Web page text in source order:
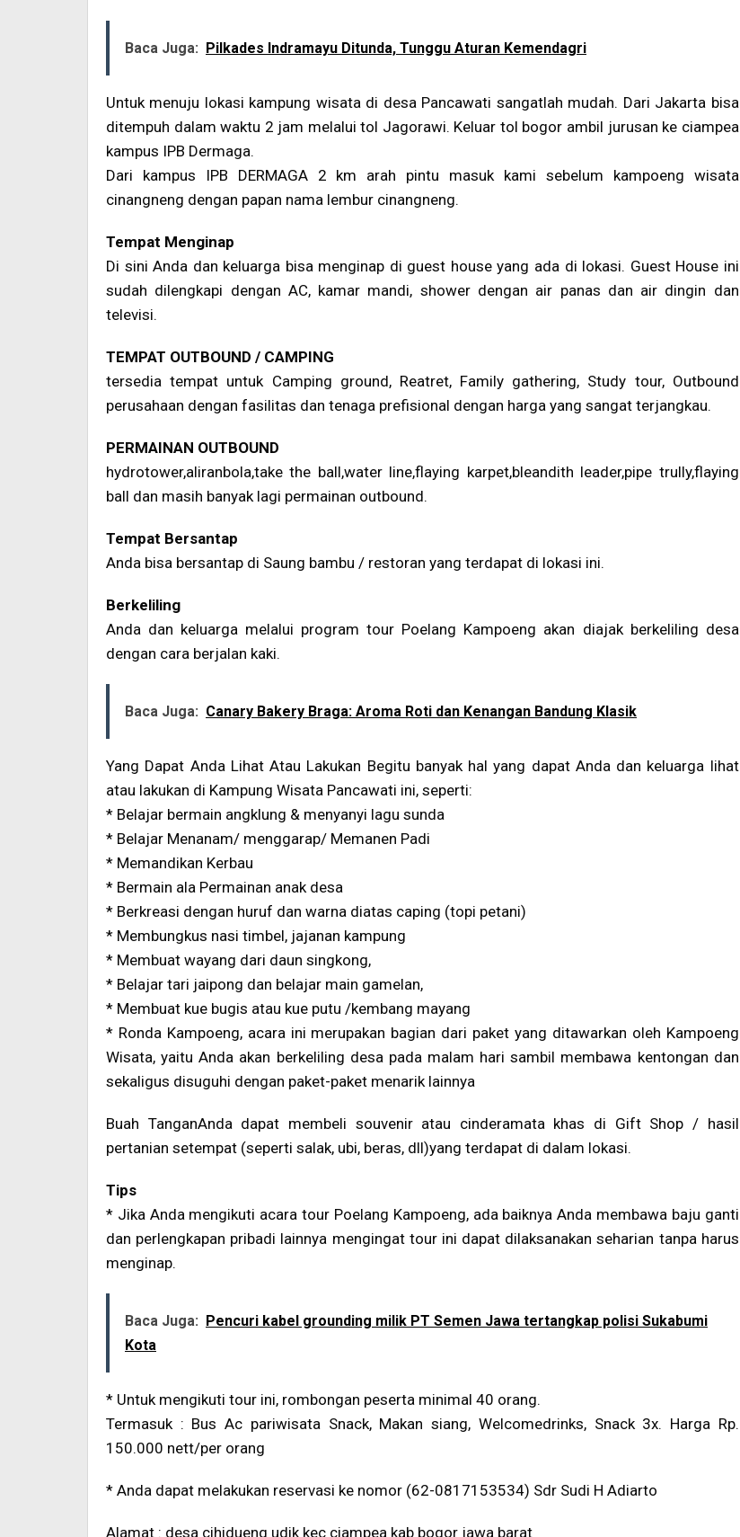
Baca Juga: Pilkades Indramayu Ditunda, Tunggu Aturan Kemendagri
Untuk menuju lokasi kampung wisata di desa Pancawati sangatlah mudah. Dari Jakarta bisa
ditempuh dalam waktu 2 jam melalui tol Jagorawi. Keluar tol bogor ambil jurusan ke ciampea
kampus IPB Dermaga.
Dari kampus IPB DERMAGA 2 km arah pintu masuk kami sebelum kampoeng wisata
cinangneng dengan papan nama lembur cinangneng.
Tempat Menginap
Di sini Anda dan keluarga bisa menginap di guest house yang ada di lokasi. Guest House ini
sudah dilengkapi dengan AC, kamar mandi, shower dengan air panas dan air dingin dan
televisi.
TEMPAT OUTBOUND / CAMPING
tersedia tempat untuk Camping ground, Reatret, Family gathering, Study tour, Outbound
perusahaan dengan fasilitas dan tenaga prefisional dengan harga yang sangat terjangkau.
PERMAINAN OUTBOUND
hydrotower,aliranbola,take the ball,water line,flaying karpet,bleandith leader,pipe trully,flaying
ball dan masih banyak lagi permainan outbound.
Tempat Bersantap
Anda bisa bersantap di Saung bambu / restoran yang terdapat di lokasi ini.
Berkeliling
Anda dan keluarga melalui program tour Poelang Kampoeng akan diajak berkeliling desa
dengan cara berjalan kaki.
Baca Juga: Canary Bakery Braga: Aroma Roti dan Kenangan Bandung Klasik
Yang Dapat Anda Lihat Atau Lakukan Begitu banyak hal yang dapat Anda dan keluarga lihat
atau lakukan di Kampung Wisata Pancawati ini, seperti:
* Belajar bermain angklung & menyanyi lagu sunda
* Belajar Menanam/ menggarap/ Memanen Padi
* Memandikan Kerbau
* Bermain ala Permainan anak desa
* Berkreasi dengan huruf dan warna diatas caping (topi petani)
* Membungkus nasi timbel, jajanan kampung
* Membuat wayang dari daun singkong,
* Belajar tari jaipong dan belajar main gamelan,
* Membuat kue bugis atau kue putu /kembang mayang
* Ronda Kampoeng, acara ini merupakan bagian dari paket yang ditawarkan oleh Kampoeng
Wisata, yaitu Anda akan berkeliling desa pada malam hari sambil membawa kentongan dan
sekaligus disuguhi dengan paket-paket menarik lainnya
Buah TanganAnda dapat membeli souvenir atau cinderamata khas di Gift Shop / hasil
pertanian setempat (seperti salak, ubi, beras, dll)yang terdapat di dalam lokasi.
Tips
* Jika Anda mengikuti acara tour Poelang Kampoeng, ada baiknya Anda membawa baju ganti
dan perlengkapan pribadi lainnya mengingat tour ini dapat dilaksanakan seharian tanpa harus
menginap.
Baca Juga: Pencuri kabel grounding milik PT Semen Jawa tertangkap polisi Sukabumi
Kota
* Untuk mengikuti tour ini, rombongan peserta minimal 40 orang.
Termasuk : Bus Ac pariwisata Snack, Makan siang, Welcomedrinks, Snack 3x. Harga Rp.
150.000 nett/per orang
* Anda dapat melakukan reservasi ke nomor (62-0817153534) Sdr Sudi H Adiarto
Alamat : desa cihidueng udik kec ciampea kab bogor jawa barat